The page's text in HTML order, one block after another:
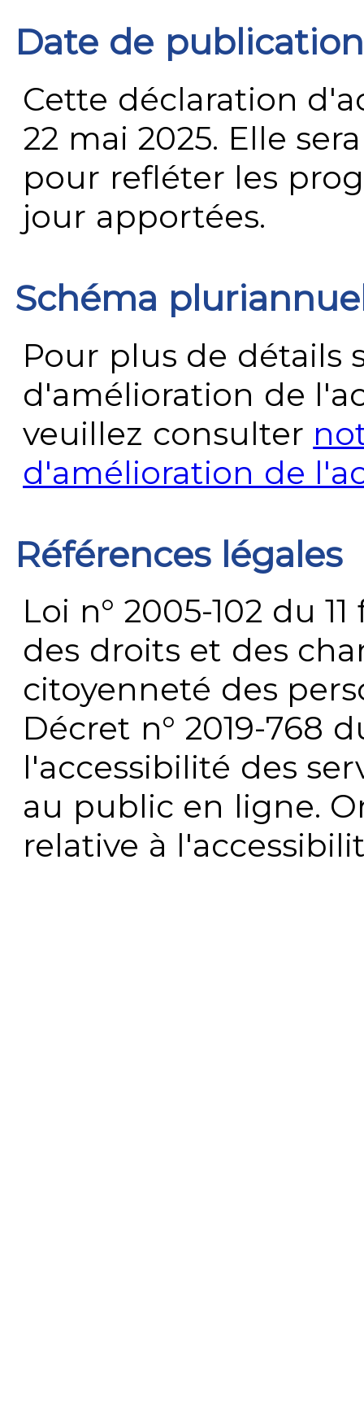
Date de publication
Cette déclaration
22 mai 2025. Elle
pour refléter les
jour apportées.
Schéma
Pour plus de détails
d'amélioration de
veuillez consulter
d'amélioration de
Références légales
Loi n° 2005-102 du
des droits et des
citoyenneté des
Décret n° 2019-768
l'accessibilité des
au public en ligne.
relative à